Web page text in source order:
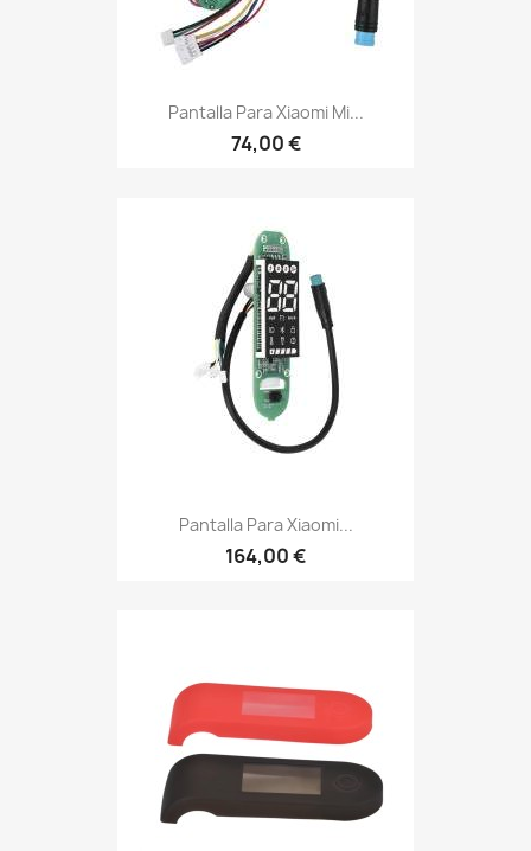
Pantalla Para Xiaomi Mi...
74,00 €
Pantalla Para Xiaomi...
164,00 €